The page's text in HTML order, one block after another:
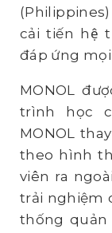
cải tiến hệ
đáp ứng
MONOL
trình học
MONOL
theo hình
viên ra
trải nghiệm
thống quản